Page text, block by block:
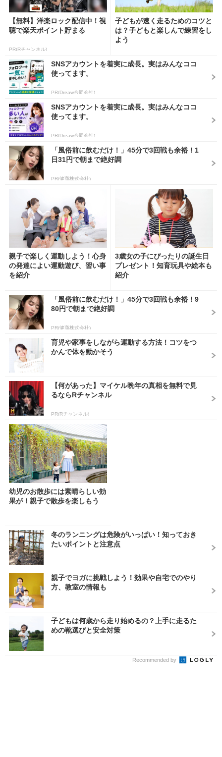
【無料】洋楽ロック配信中！視
聴で楽天ポイント貯まる
PR(Rチャンネル)
子どもが速く走るためのコツと
は？子どもと楽しんで練習をし
よう
SNSアカウントを着実に成長。実はみんなココ
使ってます。
PR(Dreaw合同会社)
SNSアカウントを着実に成長。実はみんなココ
使ってます。
PR(Dreaw合同会社)
「風俗前に飲むだけ！」45分で3回戦も余裕！1
日31円で朝まで絶好調
PR(健商株式会社)
親子で楽しく運動しよう！心身
の発達によい運動遊び、習い事
を紹介
3歳女の子にぴったりの誕生日
プレゼント！知育玩具や絵本も
紹介
「風俗前に飲むだけ！」45分で3回戦も余裕！9
80円で朝まで絶好調
PR(健商株式会社)
育児や家事をしながら運動する方法！コツをつ
かんで体を動かそう
【何があった】マイケル晩年の真相を無料で見
るならRチャンネル
PR(Rチャンネル)
幼児のお散歩には素晴らしい効
果が！親子で散歩を楽しもう
冬のランニングは危険がいっぱい！知っておき
たいポイントと注意点
親子でヨガに挑戦しよう！効果や自宅でのやり
方、教室の情報も
子どもは何歳から走り始めるの？上手に走るた
めの靴選びと安全対策
Recommended by